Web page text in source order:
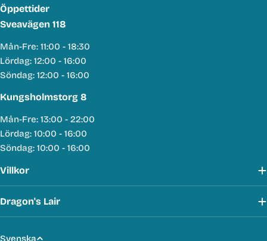
Öppettider
Sveavägen 118
Mån-Fre: 11:00 - 18:30
Lördag: 12:00 - 16:00
Söndag: 12:00 - 16:00
Kungsholmstorg 8
Mån-Fre: 13:00 - 22:00
Lördag: 10:00 - 16:00
Söndag: 10:00 - 16:00
Villkor
Dragon's Lair
Svenska